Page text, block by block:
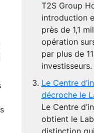
T2S Group
introduction
près de 1,1
opération
par plus de
investisseurs.
Le Centre
décroche le
Le Centre
obtient le
distinction